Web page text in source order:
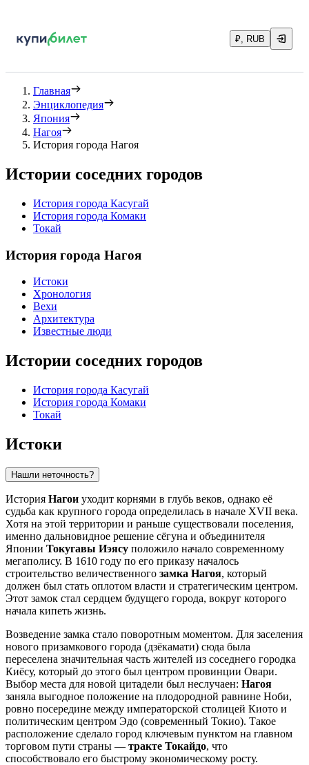
₽, RUB
Главная
Энциклопедия
Япония
Нагоя
История города Нагоя
Истории соседних городов
История города Касугай
История города Комаки
Токай
История города Нагоя
Истоки
Хронология
Вехи
Архитектура
Известные люди
Истории соседних городов
История города Касугай
История города Комаки
Токай
Истоки
Нашли неточность?
История Нагои уходит корнями в глубь веков, однако её
судьба как крупного города определилась в начале XVII века.
Хотя на этой территории и раньше существовали поселения,
именно дальновидное решение сёгуна и объединителя
Японии Токугавы Иэясу положило начало современному
мегаполису. В 1610 году по его приказу началось
строительство величественного замка Нагоя, который
должен был стать оплотом власти и стратегическим центром.
Этот замок стал сердцем будущего города, вокруг которого
начала кипеть жизнь.
Возведение замка стало поворотным моментом. Для заселения
нового призамкового города (дзёкамати) сюда была
переселена значительная часть жителей из соседнего городка
Киёсу, который до этого был центром провинции Овари.
Выбор места для новой цитадели был неслучаен: Нагоя
заняла выгодное положение на плодородной равнине Ноби,
ровно посередине между императорской столицей Киото и
политическим центром Эдо (современный Токио). Такое
расположение сделало город ключевым пунктом на главном
торговом пути страны — тракте Токайдо, что
способствовало его быстрому экономическому росту.